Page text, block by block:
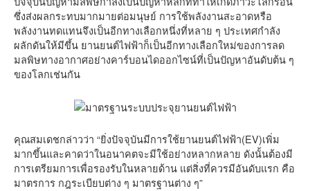
ซึ่งส่งผลกระทบมากมายต่อมนุษย์ การใช้พลังงานสะอาดหรือ
พลังงานทดแทนจึงเป็นอีกทางเลือกหนึ่งที่หลาย ๆ ประเทศกำลัง
ผลักดันให้มีขึ้น ยานยนต์ไฟฟ้าก็เป็นอีกทางเลือกใหม่ของการลด
มลพิษทางอากาศอย่างคาร์บอนไดออกไซน์ที่เป็นปัญหาอันดับต้น ๆ
ของโลกเช่นกัน
คุณสมเดชกล่าวว่า “ยิ่งปัจจุบันมีการใช้ยานยนต์ไฟฟ้า(EV)เพิ่ม
มากขึ้นและคาดว่าในอนาคตจะมีใช้อย่างหลากหลาย ดังนั้นต้องมี
การเตรียมการเพื่อรองรับในหลายด้าน แต่สิ่งที่ควรมีอันดับแรก คือ
มาตรการ กฎระเบียบต่าง ๆ มาตรฐานต่าง ๆ”